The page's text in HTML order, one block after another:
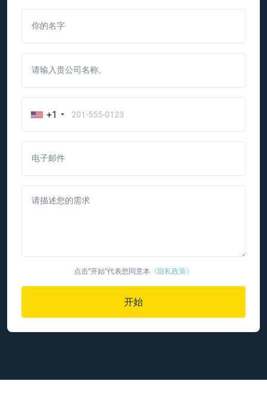
你的名字
请输入贵公司名称。
+1
电子邮件
请描述您的需求
点击“开始”代表您同意本 《隐私政策》
开始